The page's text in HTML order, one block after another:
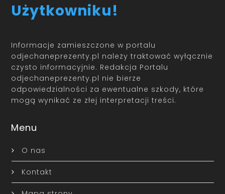
Użytkowniku!
Informacje zamieszczone w portalu
odjechaneprezenty.pl należy traktować wyłącznie
czysto informacyjnie. Redakcja Portalu
odjechaneprezenty.pl nie bierze
odpowiedzialności za ewentualne szkody, które
mogą wynikać ze złej interpretacji treści.
Menu
O nas
Kontakt